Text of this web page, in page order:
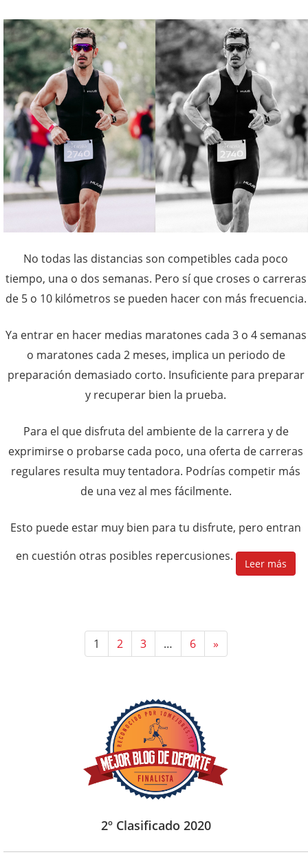
No todas las distancias son competibles cada poco
tiempo, una o dos semanas. Pero sí que croses o carreras
de 5 o 10 kilómetros se pueden hacer con más frecuencia.
Ya entrar en hacer medias maratones cada 3 o 4 semanas
o maratones cada 2 meses, implica un periodo de
preparación demasiado corto. Insuficiente para preparar
y recuperar bien la prueba.
Para el que disfruta del ambiente de la carrera y de
exprimirse o probarse cada poco, una oferta de carreras
regulares resulta muy tentadora. Podrías competir más
de una vez al mes fácilmente.
Esto puede estar muy bien para tu disfrute, pero entran
en cuestión otras posibles repercusiones.
Leer más
1 2 3 … 6 »
2º Clasificado 2020